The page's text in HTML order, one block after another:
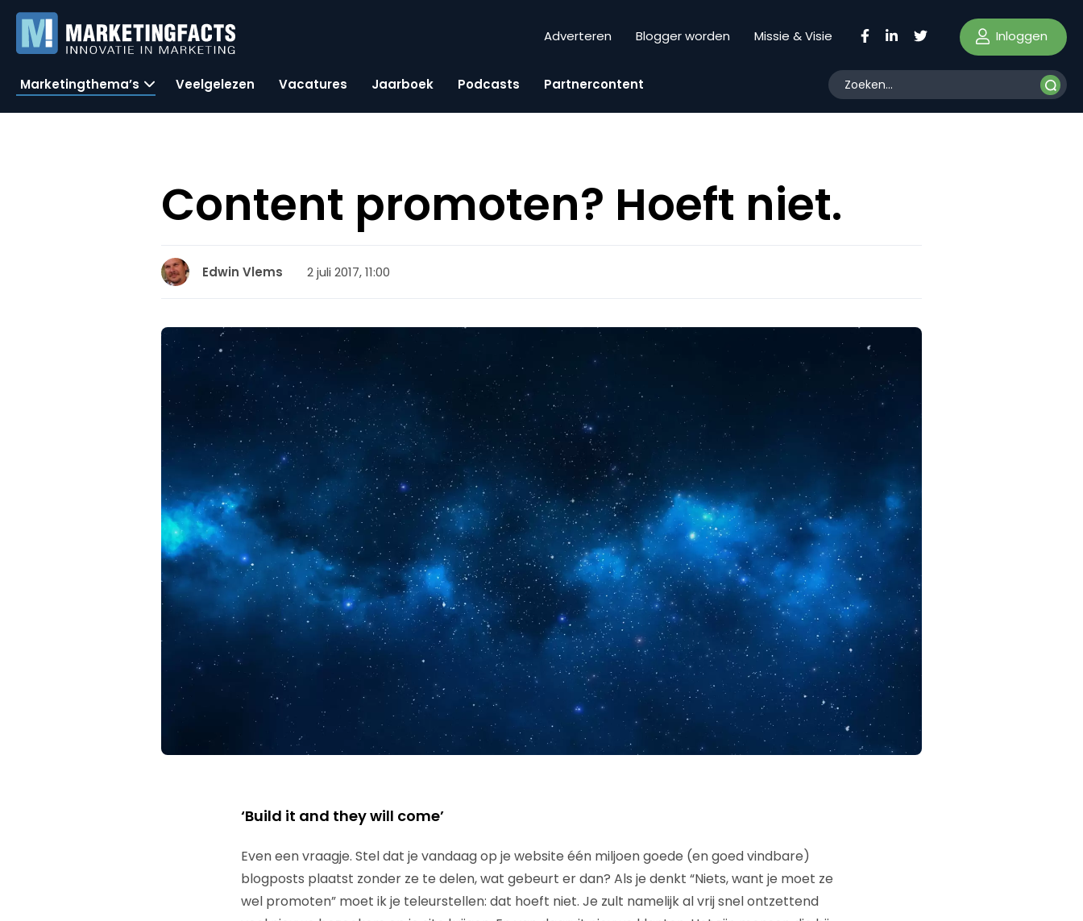
Adverteren Blogger worden Missie & Visie Inloggen
Marketingthema’s Veelgelezen Vacatures Jaarboek Podcasts Partnercontent
Content promoten? Hoeft niet.
Edwin Vlems 2 juli 2017, 11:00
‘Build it and they will come’
Even een vraagje. Stel dat je vandaag op je website één miljoen goede (en goed vindbare)
blogposts plaatst zonder ze te delen, wat gebeurt er dan? Als je denkt “Niets, want je moet ze
wel promoten” moet ik je teleurstellen: dat hoeft niet. Je zult namelijk al vrij snel ontzettend